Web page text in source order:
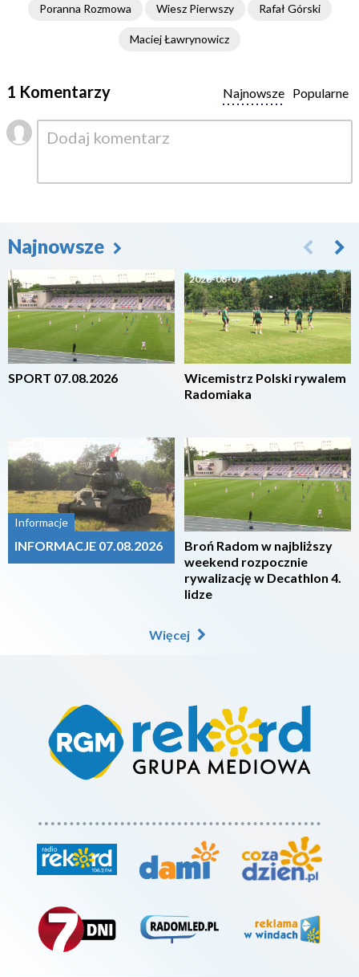
Poranna Rozmowa Wiesz Pierwszy Rafał Górski
Maciej Ławrynowicz
1 Komentarzy Popularne
Najnowsze
Najnowsze
2026-08-07
SPORT 07.08.2026
Informacje
INFORMACJE 07.08.2026
2026-08-07
Wicemistrz Polski rywalem
Radomiaka
2026-08-07
Broń Radom w najbliższy
weekend rozpocznie
rywalizację w Decathlon 4.
lidze
Więcej